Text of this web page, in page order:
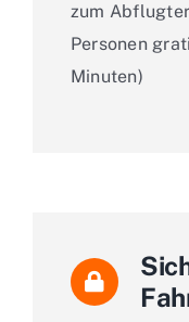
zum
Personen
Minuten)